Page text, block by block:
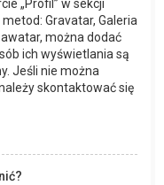
„Profil” w sekcji
Gravatar, Galeria
można dodać
ich wyświetlania są
Jeśli nie można
skontaktować się